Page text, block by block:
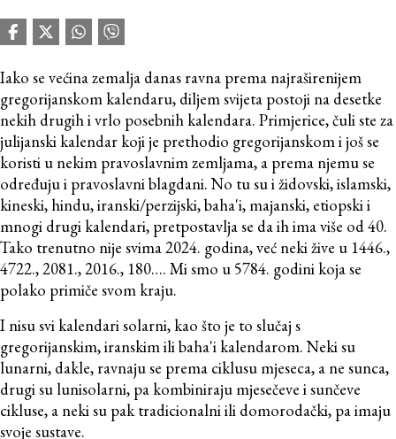
Iako se većina zemalja danas ravna prema najraširenijem
gregorijanskom kalendaru, diljem svijeta postoji na desetke
nekih drugih i vrlo posebnih kalendara. Primjerice, čuli ste za
julijanski kalendar koji je prethodio gregorijanskom i još se
koristi u nekim pravoslavnim zemljama, a prema njemu se
određuju i pravoslavni blagdani. No tu su i židovski, islamski,
kineski, hindu, iranski/perzijski, baha'i, majanski, etiopski i
mnogi drugi kalendari, pretpostavlja se da ih ima više od 40.
Tako trenutno nije svima 2024. godina, već neki žive u 1446.,
4722., 2081., 2016., 180…. Mi smo u 5784. godini koja se
polako primiče svom kraju.
I nisu svi kalendari solarni, kao što je to slučaj s
gregorijanskim, iranskim ili baha'i kalendarom. Neki su
lunarni, dakle, ravnaju se prema ciklusu mjeseca, a ne sunca,
drugi su lunisolarni, pa kombiniraju mjesečeve i sunčeve
cikluse, a neki su pak tradicionalni ili domorodački, pa imaju
svoje sustave.